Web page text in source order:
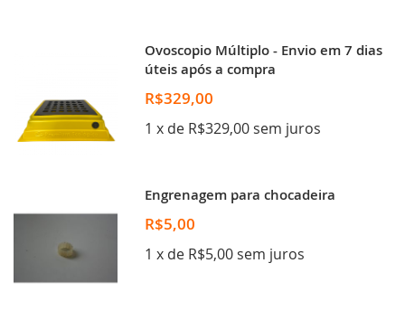
Ovoscopio Múltiplo - Envio em 7 dias
úteis após a compra
R$329,00
1 x de R$329,00 sem juros
Engrenagem para chocadeira
R$5,00
1 x de R$5,00 sem juros